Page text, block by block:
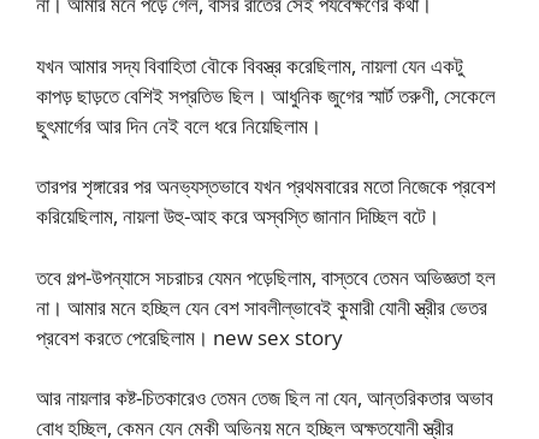
যখন আমার সদ্য বিবাহিতা বৌকে বিবস্ত্র করেছিলাম, নায়লা যেন একটু
কাপড় ছাড়তে বেশিই সপ্রতিভ ছিল। আধুনিক জুগের স্মার্ট তরুণী, সেকেলে
ছুৎমার্গের আর দিন নেই বলে ধরে নিয়েছিলাম।
তারপর শৃঙ্গারের পর অনভ্যস্তভাবে যখন প্রথমবারের মতো নিজেকে প্রবেশ
করিয়েছিলাম, নায়লা উহু-আহ করে অস্বস্তি জানান দিচ্ছিল বটে।
তবে গল্প-উপন্যাসে সচরাচর যেমন পড়েছিলাম, বাস্তবে তেমন অভিজ্ঞতা হল
না। আমার মনে হচ্ছিল যেন বেশ সাবলীল্ভাবেই কুমারী যোনী স্ত্রীর ভেতর
প্রবেশ করতে পেরেছিলাম। new sex story
আর নায়লার কষ্ট-চিতকারেও তেমন তেজ ছিল না যেন, আন্তরিকতার অভাব
বোধ হচ্ছিল, কেমন যেন মেকী অভিনয় মনে হচ্ছিল অক্ষতযোনী স্ত্রীর